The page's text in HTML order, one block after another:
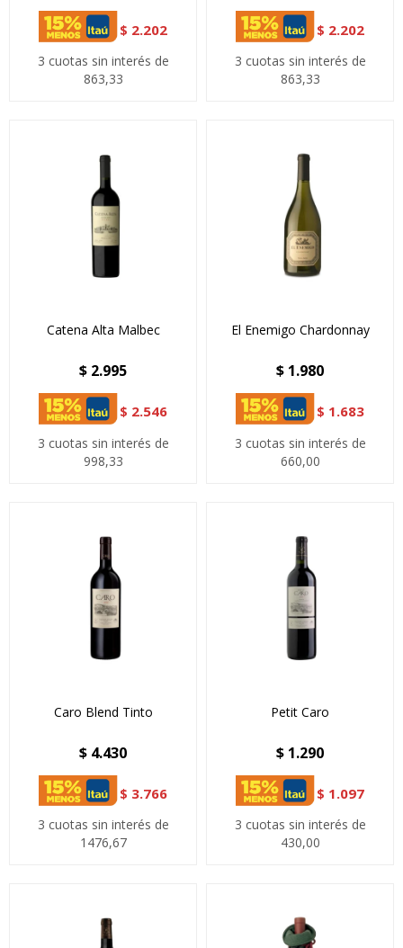
$ 2.202
3 cuotas sin interés de
863,33
$ 2.202
3 cuotas sin interés de
863,33
Catena Alta Malbec
$ 2.995
$ 2.546
3 cuotas sin interés de
998,33
El Enemigo Chardonnay
$ 1.980
$ 1.683
3 cuotas sin interés de
660,00
Caro Blend Tinto
$ 4.430
$ 3.766
3 cuotas sin interés de
1476,67
Petit Caro
$ 1.290
$ 1.097
3 cuotas sin interés de
430,00